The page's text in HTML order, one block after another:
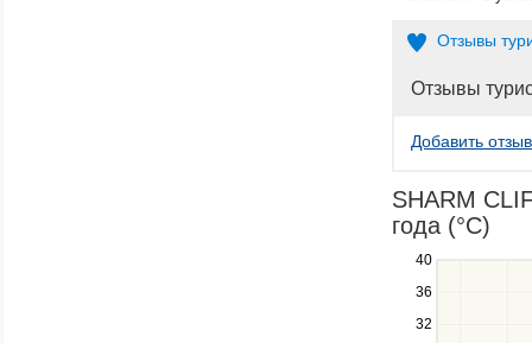
Отзывы
Отзывы
Добавить отзыв
SHARM
года (°C)
32
36
40
Use
the
and